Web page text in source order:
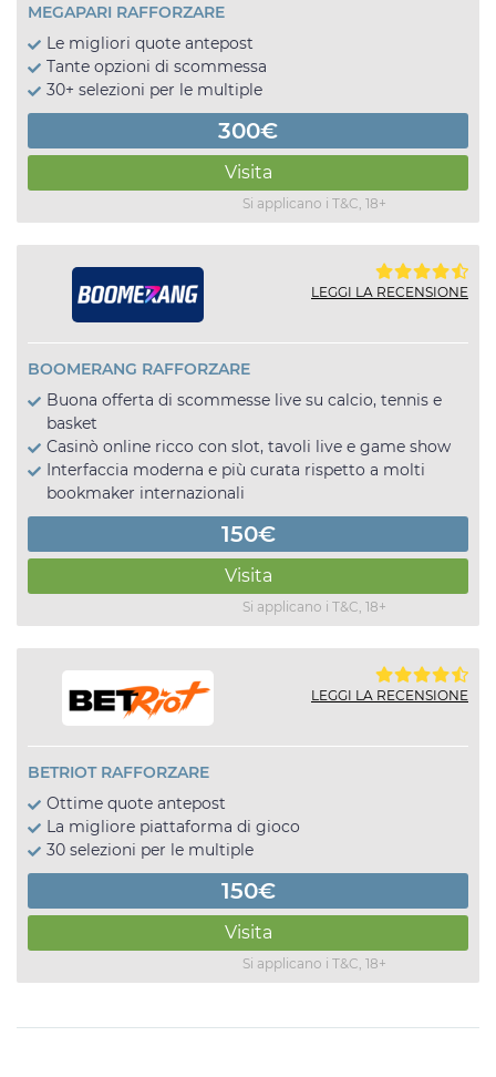
MEGAPARI RAFFORZARE
Le migliori quote antepost
Tante opzioni di scommessa
30+ selezioni per le multiple
300€
Visita
Si applicano i T&C, 18+
LEGGI LA RECENSIONE
BOOMERANG RAFFORZARE
Buona offerta di scommesse live su calcio, tennis e
basket
Casinò online ricco con slot, tavoli live e game show
Interfaccia moderna e più curata rispetto a molti
bookmaker internazionali
150€
Visita
Si applicano i T&C, 18+
LEGGI LA RECENSIONE
BETRIOT RAFFORZARE
Ottime quote antepost
La migliore piattaforma di gioco
30 selezioni per le multiple
150€
Visita
Si applicano i T&C, 18+